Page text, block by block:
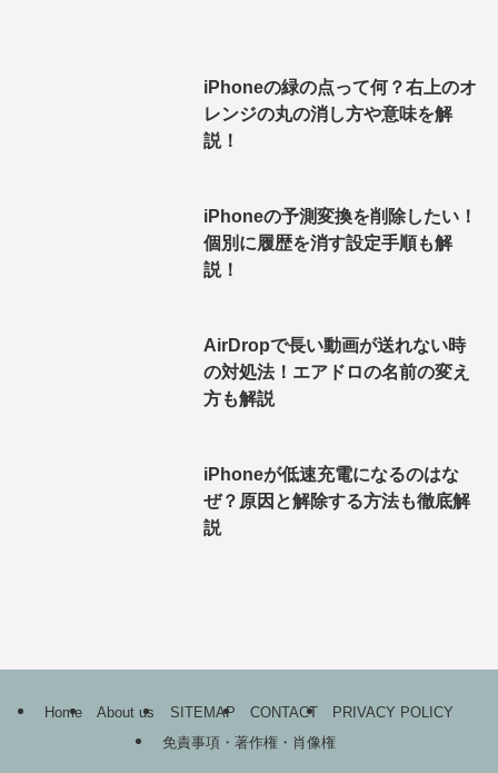
iPhoneの緑の点って何？右上のオ
レンジの丸の消し方や意味を解
説！
iPhoneの予測変換を削除したい！
個別に履歴を消す設定手順も解
説！
AirDropで長い動画が送れない時
の対処法！エアドロの名前の変え
方も解説
iPhoneが低速充電になるのはな
ぜ？原因と解除する方法も徹底解
説
Home About us SITEMAP CONTACT
PRIVACY POLICY
免責事項・著作権・肖像権